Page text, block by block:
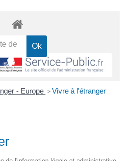
- Europe > Vivre à l'étranger